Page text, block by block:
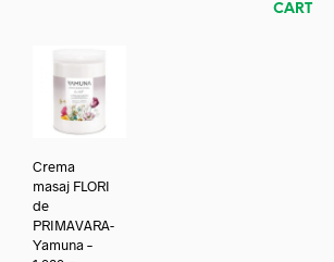
CART
Crema
masaj FLORI
de
PRIMAVARA-
Yamuna –